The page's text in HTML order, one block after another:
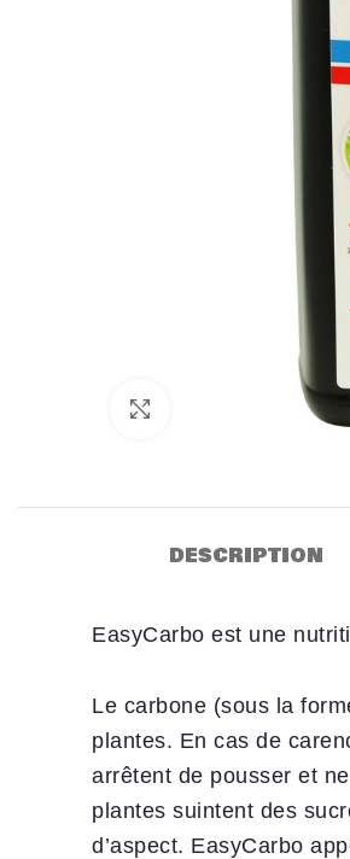
DESCRIPTION
EasyCarbo est une
Le carbone (sous la
plantes. En cas de
arrêtent de pousser et
plantes suintent des
d’aspect. EasyCarbo